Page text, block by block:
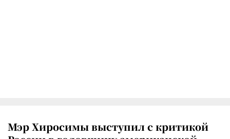
Мэр Хиросимы выступил с критикой